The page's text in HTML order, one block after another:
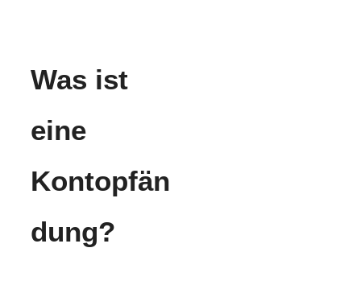
Was ist
eine
Kontopfän
dung?